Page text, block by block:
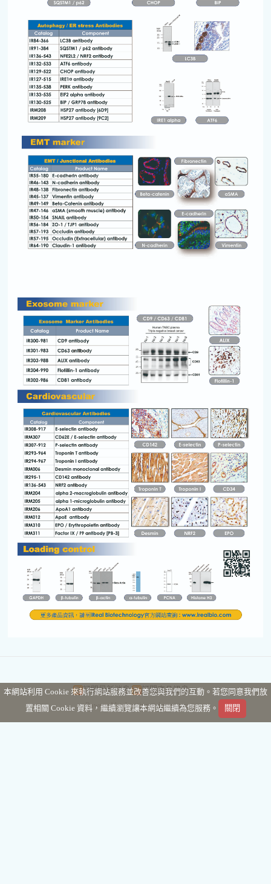
訂閱最新消息
訂閱商品訊息
Powered by hosting.url.com.tw
本網站利用 Cookie 來執行網站服務並改善您與我們的互動。若您同意我們放
置相關 Cookie 資料，繼續瀏覽讓本網站繼續為您服務。